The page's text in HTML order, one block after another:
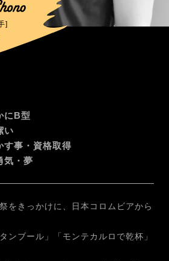
]
にB型
い
す事・資格取得
気・夢
をきっかけに、日本コロムビアから
ンブール」「モンテカルロで乾杯」